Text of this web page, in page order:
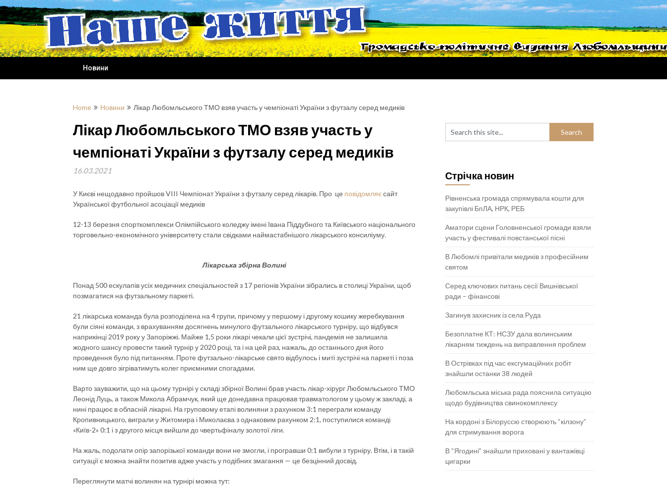
Skip
to
content
Новини
Home Новини Лікар Любомльського ТМО взяв участь у чемпіонаті України з футзалу серед медиків
Лікар Любомльського ТМО взяв участь у
чемпіонаті України з футзалу серед медиків
16.03.2021
У Києві нещодавно пройшов VIII Чемпіонат України з футзалу серед лікарів. Про це повідомляєсайт
Української футбольної асоціації медиків
12-13 березня спорткомплекси Олімпійського коледжу імені Івана Піддубного та Київського національного
торговельно-економічного університету стали свідками наймастабнішого лікарського консиліуму.
Лікарська збірна Волині
Понад 500 ескулапів усіх медичних спеціальностей з 17 регіонів України зібрались в столиці України, щоб
позмагатися на футзальному паркеті.
21 лікарська команда була розподілена на 4 групи, причому у першому і другому кошику жеребкування
були сіяні команди, з врахуванням досягнень минулого футзального лікарського турніру, що відбувся
наприкінці 2019 року у Запоріжжі. Майже 1,5 роки лікарі чекали цієї зустрічі, пандемія не залишила
жодного шансу провести такий турнір у 2020 році, та і на цей раз, нажаль, до останнього дня його
проведення було під питанням. Проте футзально-лікарське свято відбулось і миті зустрічі на паркеті і поза
ним ще довго зігріватимуть колег приємними спогадами.
Варто зауважити, що на цьому турнірі у складі збірної Волині брав участь лікар-хірург Любомльського ТМО
Леонід Луць, а також Микола Абрамчук, який ще донедавна працював травматологом у цьому ж закладі, а
нині працює в обласній лікарні. На груповому етапі волиняни з рахунком 3:1 переграли команду
Кропивницького, виграли у Житомира і Миколаєва з однаковим рахунком 2:1, поступилися команді
«Київ-2» 0:1 і з другого місця вийшли до чвертьфіналу золотої ліги.
На жаль, подолати опір запорізької команди вони не змогли, і програвши 0:1 вибули з турніру. Втім, і в такій
ситуації є можна знайти позитив адже участь у подібних змагання — це безцінний досвід.
Переглянути матчі волинян на турнірі можна тут:
Стрічка новин
Рівненська громада спрямувала кошти для
закупівлі БпЛА, НРК, РЕБ
Аматори сцени Головненської громади взяли
участь у фестивалі повстанської пісні
В Любомлі привітали медиків з професійним
святом
Серед ключових питань сесії Вишнівської
ради – фінансові
Загинув захисник із села Руда
Безоплатне КТ: НСЗУ дала волинським
лікарням тиждень на виправлення проблем
В Острівках під час ексгумаційних робіт
знайшли останки 38 людей
Любомльська міська рада пояснила ситуацію
щодо будівництва свинокомплексу
На кордоні з Білоруссю створюють “кілзону”
для стримування ворога
В “Ягодині” знайшли приховані у вантажівці
цигарки